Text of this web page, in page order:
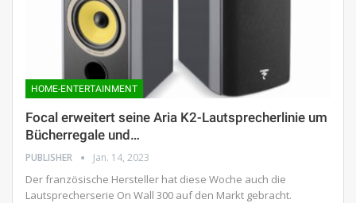
HOME-ENTERTAINMENT
Focal erweitert seine Aria K2-Lautsprecherlinie um
Bücherregale und…
PUBLISHER Jan. 14, 2023
Der französische Hersteller hat diese Woche auch die
Lautsprecherserie On Wall 300 auf den Markt gebracht.